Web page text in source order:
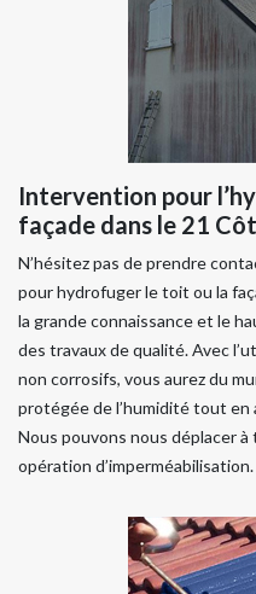
Intervention pour
façade dans le 21
N’hésitez pas de prendre
pour hydrofuger le toit ou la
la grande connaissance et le
des travaux de qualité. Avec
non corrosifs, vous aurez du
protégée de l’humidité tout en
Nous pouvons nous déplacer
opération d’imperméabilisation.